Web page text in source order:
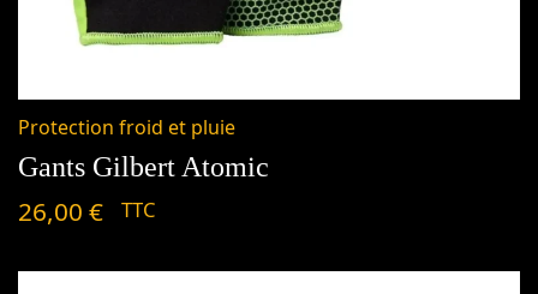
Protection froid et pluie
Gants Gilbert Atomic
26,00 € TTC